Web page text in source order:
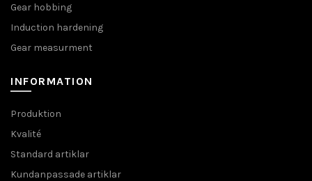
Gear hobbing
Induction hardening
Gear measurment
INFORMATION
Produktion
Kvalité
Standard artiklar
Kundanpassade artiklar